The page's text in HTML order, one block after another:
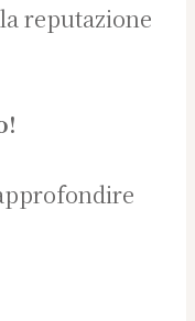
reputazione